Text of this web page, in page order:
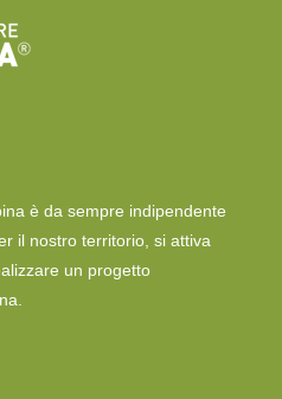
è da sempre indipendente
il nostro territorio, si attiva
un progetto